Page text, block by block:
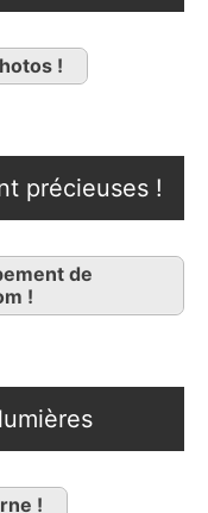
!
précieuses !
de
!
!